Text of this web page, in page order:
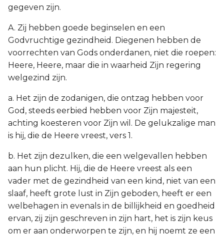
gegeven zijn.
A. Zij hebben goede beginselen en een
Godvruchtige gezindheid. Diegenen hebben de
voorrechten van Gods onderdanen, niet die roepen:
Heere, Heere, maar die in waarheid Zijn regering
welgezind zijn.
a. Het zijn de zodanigen, die ontzag hebben voor
God, steeds eerbied hebben voor Zijn majesteit,
achting koesteren voor Zijn wil. De gelukzalige man
is hij, die de Heere vreest, vers 1.
b. Het zijn dezulken, die een welgevallen hebben
aan hun plicht. Hij, die de Heere vreest als een
vader met de gezindheid van een kind, niet van een
slaaf, heeft grote lust in Zijn geboden, heeft er een
welbehagen in evenals in de billijkheid en goedheid
ervan, zij zijn geschreven in zijn hart, het is zijn keus
om er aan onderworpen te zijn, en hij noemt ze een